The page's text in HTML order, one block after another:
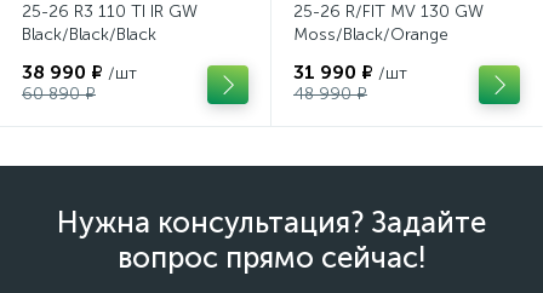
25-26 R3 110 TI IR GW
Black/Black/Black
38 990 ₽ /шт
60 890 ₽
25-26 R/FIT MV 130 GW
Moss/Black/Orange
31 990 ₽ /шт
48 990 ₽
Нужна консультация? Задайте
вопрос прямо сейчас!